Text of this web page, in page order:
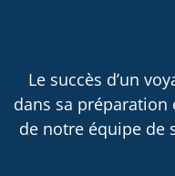
Le succès d’un
dans sa préparation
de notre équipe de